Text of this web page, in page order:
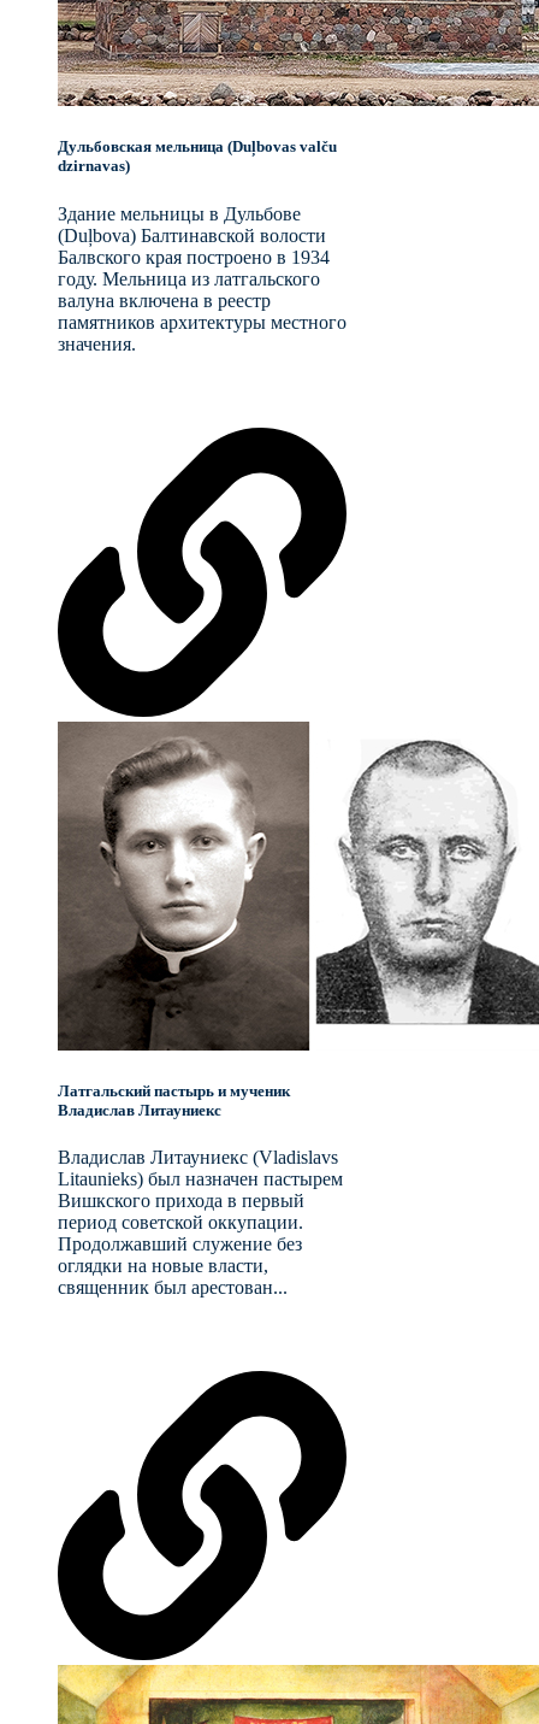
Дульбовская мельница (Duļbovas valču
dzirnavas)
Здание мельницы в Дульбове
(Duļbova) Балтинавской волости
Балвского края построено в 1934
году. Мельница из латгальского
валуна включена в реестр
памятников архитектуры местного
значения.
Латгальский пастырь и мученик
Владислав Литауниекс
Владислав Литауниекс (Vladislavs
Litaunieks) был назначен пастырем
Вишкского прихода в первый
период советской оккупации.
Продолжавший служение без
оглядки на новые власти,
священник был арестован...